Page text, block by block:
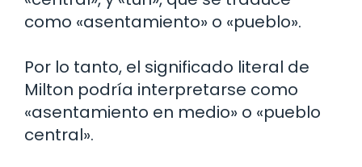
como «asentamiento» o «pueblo».
Por lo tanto, el significado literal de
Milton podría interpretarse como
«asentamiento en medio» o «pueblo
central».